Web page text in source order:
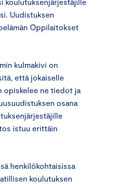
Uudistuksen
Oppilaitokset
kulmakivi on
että jokaiselle
opiskelee ne tiedot ja
osana
istuu erittäin
henkilökohtaisissa
koulutuksen